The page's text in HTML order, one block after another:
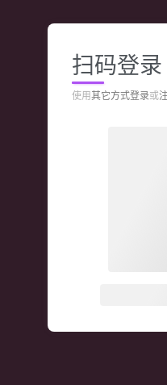
扫码登录
使用其它方式登录或
关注公众号